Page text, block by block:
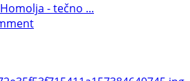
- tečno ...